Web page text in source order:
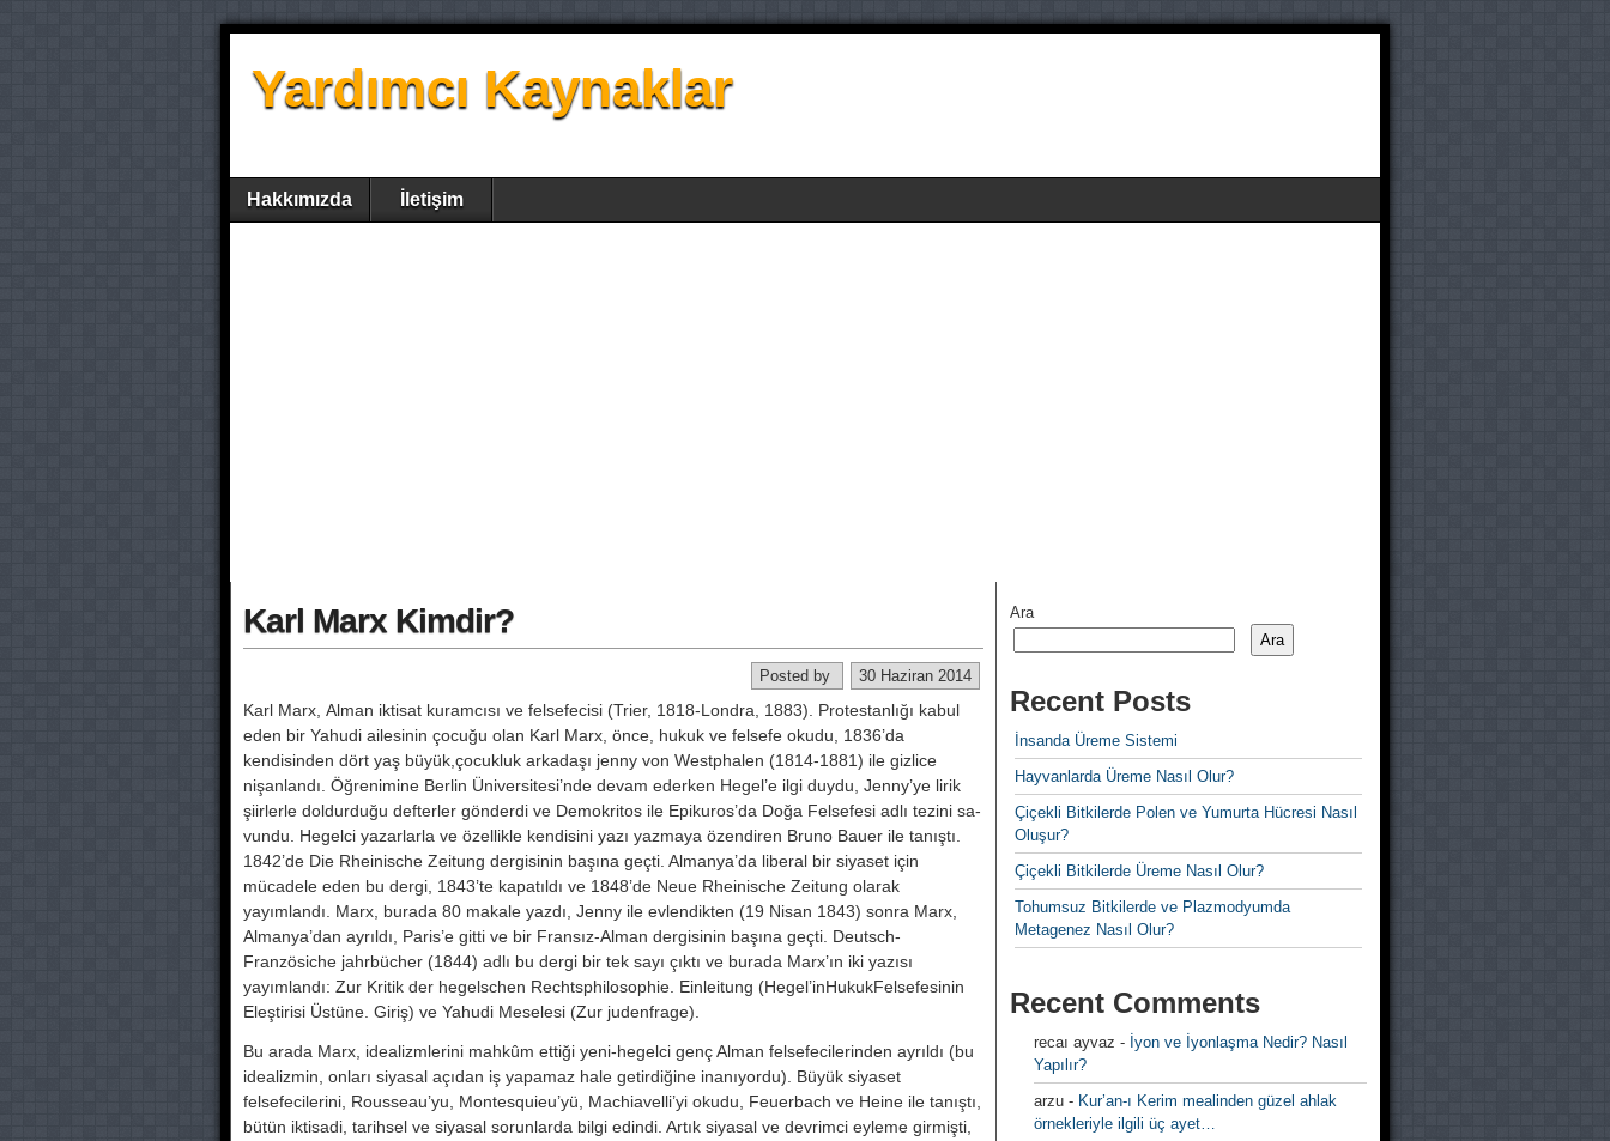
Yardımcı Kaynaklar
Hakkımızda İletişim
Karl Marx Kimdir?
30 Haziran 2014
Posted by
Karl Marx, Alman iktisat kuramcısı ve felsefeci­si (Trier, 1818-Londra, 1883). Protestanlığı kabul
eden bir Yahudi ailesinin çocuğu olan Karl Marx, ön­ce, hukuk ve felsefe okudu, 1836’da
kendisinden dört yaş büyük,çocukluk arkadaşı jenny von Westphalen (1814-1881) ile gizlice
nişanlandı. Öğrenimine Berlin Üniversitesi’nde de­vam ederken Hegel’e ilgi duydu, Jenny’ye lirik
şiirlerle doldurduğu def­terler gönderdi ve Demokritos ile Epikuros’da Doğa Felsefesi adlı tezini sa­
vundu. Hegelci yazarlarla ve özellik­le kendisini yazı yazmaya özendiren Bruno Bauer ile tanıştı.
1842’de Die Rheinische Zeitung dergisinin başına geçti. Almanya’da liberal bir siyaset için
mücadele eden bu dergi, 1843’te kapatıldı ve 1848’de Neue Rheini­sche Zeitung olarak
yayımlandı. Marx, burada 80 makale yazdı, Jenny ile evlendikten (19 Nisan 1843) sonra Marx,
Almanya’dan ayrıldı, Pa­ris’e gitti ve bir Fransız-Alman dergi­sinin başına geçti. Deutsch-
Französiche jahrbücher (1844) adlı bu dergi bir tek sayı çıktı ve burada Marx’ın iki yazısı
yayımlandı: Zur Kritik der hegelschen Rechtsphilosophie. Einleitung (Hegel’inHukukFelsefesinin
Eleştirisi Üstüne. Giriş) ve Ya­hudi Meselesi (Zur judenfrage).
Bu arada Marx, idealizmlerini mah­kûm ettiği yeni-hegelci genç Alman felsefecilerinden ayrıldı (bu
idealiz­min, onları siyasal açıdan iş yapamaz hale getirdiğine inanıyordu). Büyük siyaset
felsefecilerini, Rousseau’yu, Montesquieu’yü, Machiavelli’yi oku­du, Feuerbach ve Heine ile tanıştı,
bü­tün iktisadi, tarihsel ve siyasal sorun­larda bilgi edindi. Artık siyasal ve devrimci eyleme girmişti,
Ara
Ara
Recent Posts
İnsanda Üreme Sistemi
Hayvanlarda Üreme Nasıl Olur?
Çiçekli Bitkilerde Polen ve Yumurta Hücresi Nasıl
Oluşur?
Çiçekli Bitkilerde Üreme Nasıl Olur?
Tohumsuz Bitkilerde ve Plazmodyumda
Metagenez Nasıl Olur?
Recent Comments
recaı ayvaz - İyon ve İyonlaşma Nedir? Nasıl
Yapılır?
arzu - Kur’an-ı Kerim mealinden güzel ahlak
örnekleriyle ilgili üç ayet…